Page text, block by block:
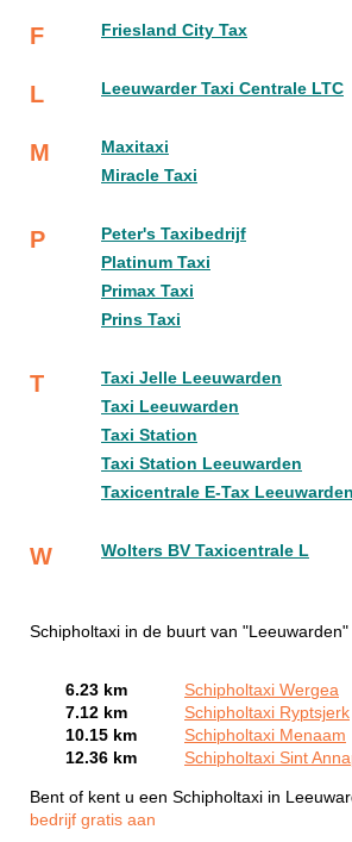
F Friesland City Tax
L Leeuwarder Taxi Centrale LTC
M
Maxitaxi
Miracle Taxi
P
Peter's Taxibedrijf
Platinum Taxi
Primax Taxi
Prins Taxi
T
Taxi Jelle Leeuwarden
Taxi Leeuwarden
Taxi Station
Taxi Station Leeuwarden
Taxicentrale E-Tax Leeuwarden
W Wolters BV Taxicentrale L
Schipholtaxi in de buurt van "Leeuwarden"
6.23 km
Schipholtaxi Wergea
7.12 km
Schipholtaxi Ryptsjerk
10.15 km
Schipholtaxi Menaam
12.36 km
Schipholtaxi Sint
Bent of kent u een Schipholtaxi in
bedrijf gratis aan